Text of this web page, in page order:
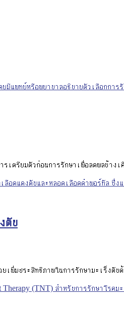
เตรียมตัวก่อนการรักษาเพื่อลดผลข้าง
ตับ
เพิ่มประสิทธิภาพในการรักษามะเร็งตั